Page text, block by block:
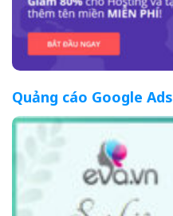
Quảng cáo Google Ads